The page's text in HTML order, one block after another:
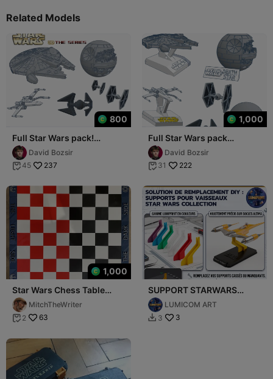
Related Models
800
Full Star Wars pack!
*SERIES END SPECIAL*
David Bozsir
 45 237
1,000
Full Star Wars pack
*LIMITED OFFER*
David Bozsir
 31 222
1,000
Star Wars Chess Table
Project - IKEA Lack
MitchTheWriter
 2 63
SUPPORT STARWARS
VAISSEAUX (COLLECTION
ATAYA - DeAGOSTINI)
LUMICOM ART
 3 3